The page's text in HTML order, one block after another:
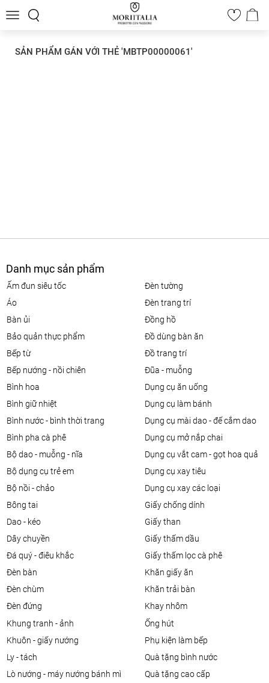
Toggle
0
SẢN PHẨM GÁN VỚI THẺ 'MBTP00000061'
Danh mục sản phẩm
ấm đun siêu tốc
áo
bàn ủi
bảo quản thực phẩm
bếp từ
bếp nướng - nồi chiên
bình hoa
bình giữ nhiệt
bình nước - bình thời trang
bình pha cà phê
bộ dao - muỗng - nĩa
bộ dụng cụ trẻ em
bộ nồi - chảo
bông tai
dao - kéo
dây chuyền
đá quý - điêu khắc
đèn bàn
đèn chùm
đèn đứng
đèn tường
đèn trang trí
đồng hồ
đồ dùng bàn ăn
đồ trang trí
đũa - muỗng
dụng cụ ăn uống
dụng cụ làm bánh
dụng cụ mài dao - đế cắm dao
dụng cụ mở nắp chai
dụng cụ vắt cam - gọt hoa quả
dụng cụ xay tiêu
dụng cụ xay các loại
giấy chống dính
giấy than
giấy thấm dầu
giấy thấm lọc cà phê
khăn giấy ăn
khăn trải bàn
khay nhôm
khung tranh - ảnh
khuôn - giấy nướng
ly - tách
lò nướng - máy nướng bánh mì
ống hút
phụ kiện làm bếp
quà tặng bình nước
quà tặng cao cấp